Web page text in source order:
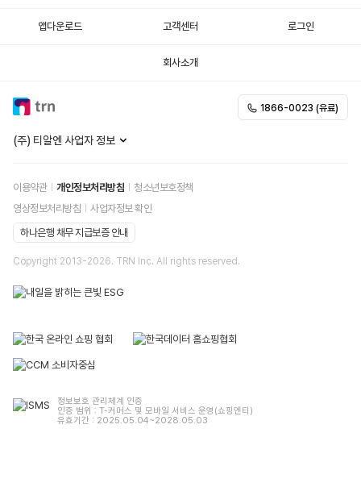
앱다운로드 고객센터 로그인
회사소개
(주) 티알엔 사업자 정보
이용약관 개인정보처리방침
청소년보호정책
영상정보처리방침
사업자정보 확인
하나은행 채무 지급보증 안내
Copyright 2013-2026. TRN Inc. All rights reserved.
정보보호 관리체계 인증
인증 범위 : T-커머스 및 모바일 서비스 운영(쇼핑엔티)
유효기간 : 2025.05.04~2028.05.03
1866-0023 (유료)